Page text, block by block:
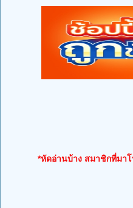
*หัดอ่านบ้าง สมาชิกที่มา